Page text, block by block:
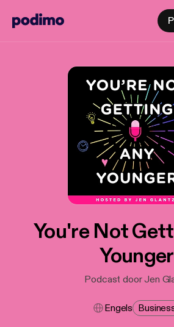
You're Not
Younger
Podcast door Jen
Engels